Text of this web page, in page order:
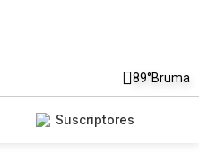
89°Bruma
Suscriptores